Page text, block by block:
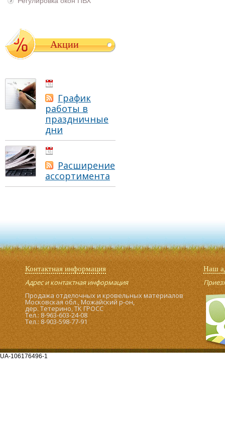
Акции
График
работы в
праздничные
дни
Расширение
ассортимента
Контактная информация
Адрес и контактная информация
Продажа отделочных и кровельных материалов
Московская обл., Можайский р-он,
дер. Тетерино, ТК ГРОСС
Тел.: 8-963-603-24-08
Тел.: 8-903-598-77-91
Наш
UA-106176496-1